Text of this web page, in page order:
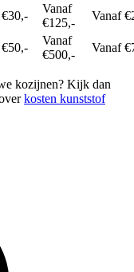
€30,-
Vanaf
€125,-
Vanaf
€50,-
Vanaf
€500,-
Vanaf
kozijnen? Kijk dan
kosten kunststof